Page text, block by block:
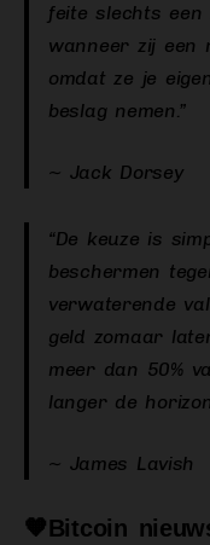
feite slechts
wanneer zij een
omdat ze je
beslag nemen.”
~ Jack Dorsey
“De keuze is
beschermen
verwaterende
geld zomaar
meer dan 50%
langer de
~ James Lavish
🧡Bitcoin